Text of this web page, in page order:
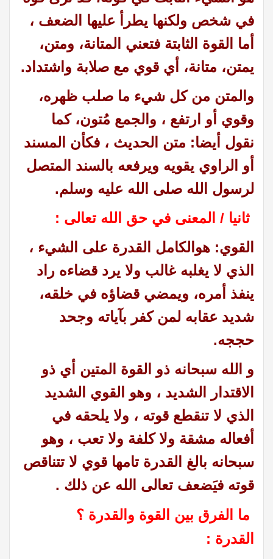
في شخص ولكنها يطرأ عليها الضعف ،
أما القوة الثابتة فتعني المتانة، ومتن،
يمتن، متانة، أي قوي مع صلابة واشتداد.
والمتن من كل شيء ما صلب ظهره،
وقوي أو ارتفع ، والجمع مُتون، كما
نقول أيضا: متن الحديث ، فكأن المسند
أو الراوي يقويه ويرفعه بالسند المتصل
لرسول الله صلى الله عليه وسلم.
ثانيا / المعنى في حق الله تعالى :
القوي: هوالكامل القدرة على الشيء ،
الذي لا يغلبه غالب ولا يرد قضاءه راد
ينفذ أمره، ويمضي قضاؤه في خلقه،
شديد عقابه لمن كفر بآياته وجحد
حججه.
و الله سبحانه ذو القوة المتين أي ذو
الاقتدار الشديد ، وهو القوي الشديد
الذي لا تنقطع قوته ، ولا يلحقه في
أفعاله مشقة ولا كلفة ولا تعب ، وهو
سبحانه بالغ القدرة تامها قوي لا تتناقص
قوته فيَضعف تعالى الله عن ذلك .
ما الفرق بين القوة والقدرة ؟
القدرة :